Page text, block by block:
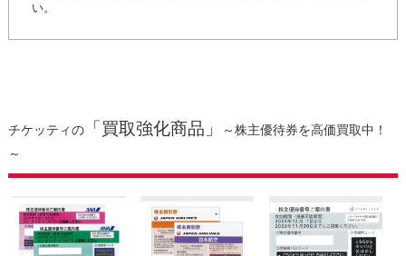
い。
チケッティの「買取強化商品」
～株主優待券を高価買取中！
～